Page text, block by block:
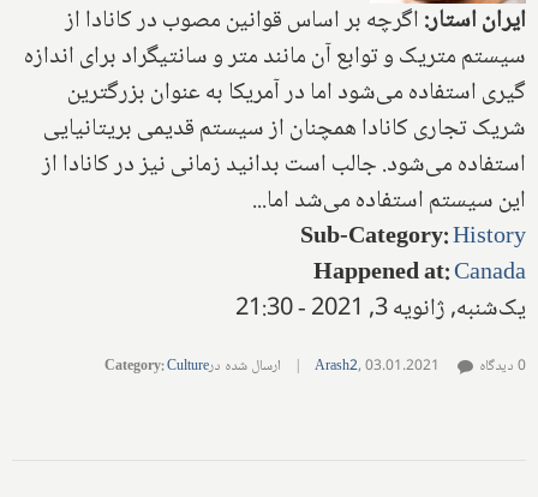
ایران استار:اگرچه بر اساس قوانین مصوب در کانادا از
سیستم متریک و توابع آن مانند متر و سانتیگراد برای اندازه
گیری استفاده می‌شود اما در آمریکا به عنوان بزرگترین
شریک تجاری کانادا همچنان از سیستم قدیمی بریتانیایی
استفاده می‌شود. جالب است بدانید زمانی نیز در کانادا از
این سیستم استفاده می‌شد اما...
Sub-Category:History
Happened at:Canada
یک‌شنبه, ژانویه 3, 2021 - 21:30
Arash2,03.01.2021
| ارسال شده در Category:Culture 0 دیدگاه